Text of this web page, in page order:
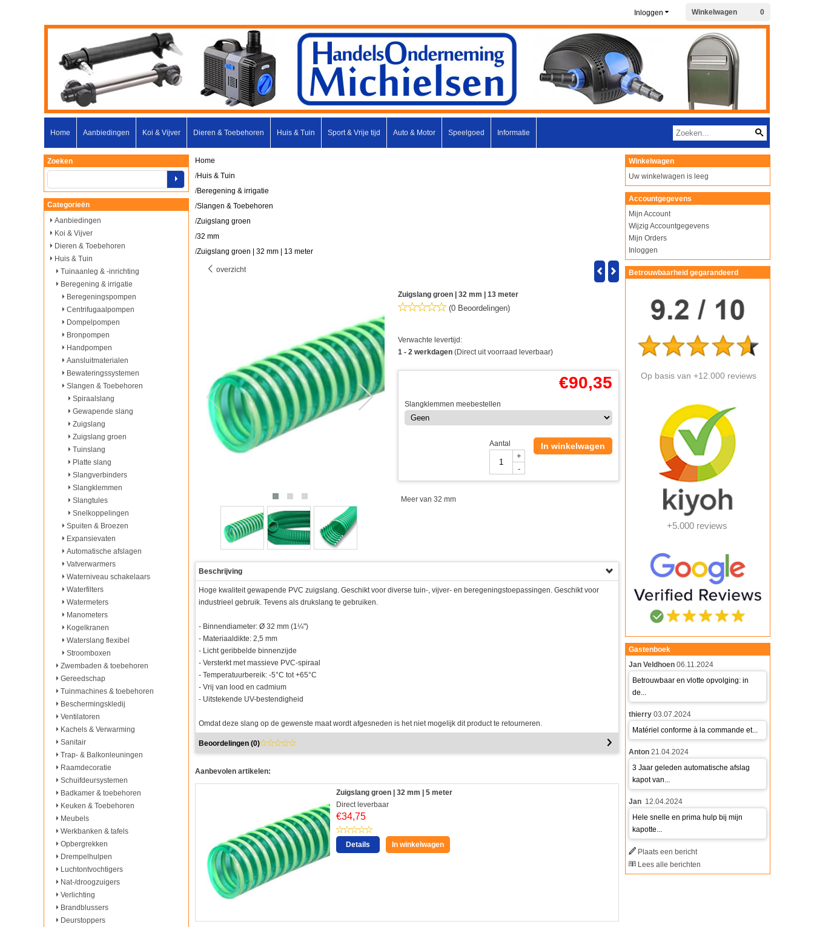
Winkelwagen 0
Inloggen
Home Aanbiedingen Koi & Vijver Dieren & Toebehoren Huis & Tuin Sport & Vrije tijd Auto & Motor Speelgoed Informatie
Zoeken
Categorieën
Aanbiedingen
Koi & Vijver
Dieren & Toebehoren
Huis & Tuin
Tuinaanleg & -inrichting
Beregening & irrigatie
Beregeningspompen
Centrifugaalpompen
Dompelpompen
Bronpompen
Handpompen
Aansluitmaterialen
Bewateringssystemen
Slangen & Toebehoren
Spiraalslang
Gewapende slang
Zuigslang
Zuigslang groen
Tuinslang
Platte slang
Slangverbinders
Slangklemmen
Slangtules
Snelkoppelingen
Spuiten & Broezen
Expansievaten
Automatische afslagen
Vatverwarmers
Waterniveau schakelaars
Waterfilters
Watermeters
Manometers
Kogelkranen
Waterslang flexibel
Stroomboxen
Zwembaden & toebehoren
Gereedschap
Tuinmachines & toebehoren
Beschermingskledij
Ventilatoren
Kachels & Verwarming
Sanitair
Trap- & Balkonleuningen
Raamdecoratie
Schuifdeursystemen
Badkamer & toebehoren
Keuken & Toebehoren
Meubels
Werkbanken & tafels
Opbergrekken
Drempelhulpen
Luchtontvochtigers
Nat-/droogzuigers
Verlichting
Brandblussers
Deurstoppers
Home
/Huis & Tuin
/Beregening & irrigatie
/Slangen & Toebehoren
/Zuigslang groen
/32 mm
/Zuigslang groen | 32 mm | 13 meter
overzicht
Zuigslang groen | 32 mm | 13 meter
(0 Beoordelingen)
Verwachte levertijd:
1 - 2 werkdagen (Direct uit voorraad leverbaar)
€90,35
Slangklemmen meebestellen
Aantal
+
-
In winkelwagen
Meer van 32 mm
Beschrijving
Hoge kwaliteit gewapende PVC zuigslang. Geschikt voor diverse tuin-, vijver- en beregeningstoepassingen. Geschikt voor
industrieel gebruik. Tevens als drukslang te gebruiken.
- Binnendiameter: Ø 32 mm (1¼")
- Materiaaldikte: 2,5 mm
- Licht geribbelde binnenzijde
- Versterkt met massieve PVC-spiraal
- Temperatuurbereik: -5°C tot +65°C
- Vrij van lood en cadmium
- Uitstekende UV-bestendigheid
Omdat deze slang op de gewenste maat wordt afgesneden is het niet mogelijk dit product te retourneren.
Beoordelingen (0)
Aanbevolen artikelen:
Zuigslang groen | 32 mm | 5 meter
Direct leverbaar
€34,75
Details In winkelwagen
Winkelwagen
Uw winkelwagen is leeg
Accountgegevens
Mijn Account
Wijzig Accountgegevens
Mijn Orders
Inloggen
Betrouwbaarheid gegarandeerd
Op basis van +12.000 reviews
+5.000 reviews
Gastenboek
Jan Veldhoen 06.11.2024
Betrouwbaar en vlotte opvolging: in
de...
thierry 03.07.2024
Matériel conforme à la commande et...
Anton 21.04.2024
3 Jaar geleden automatische afslag
kapot van...
Jan 12.04.2024
Hele snelle en prima hulp bij mijn
kapotte...
Plaats een bericht
Lees alle berichten